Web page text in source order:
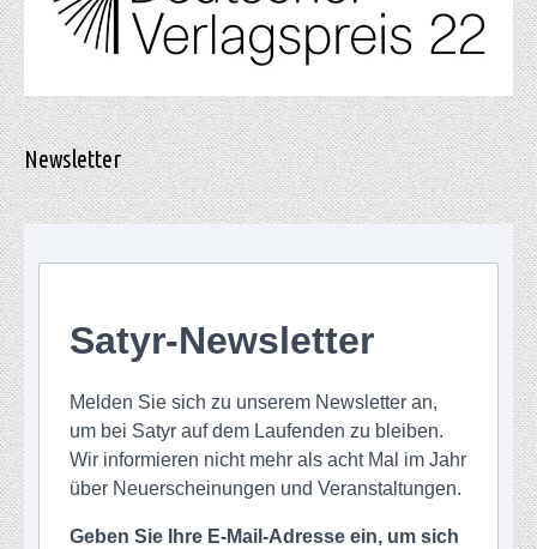
Newsletter
Satyr-Newsletter
Melden Sie sich zu unserem Newsletter an,
um bei Satyr auf dem Laufenden zu bleiben.
Wir informieren nicht mehr als acht Mal im Jahr
über Neuerscheinungen und Veranstaltungen.
Geben Sie Ihre E-Mail-Adresse ein, um sich